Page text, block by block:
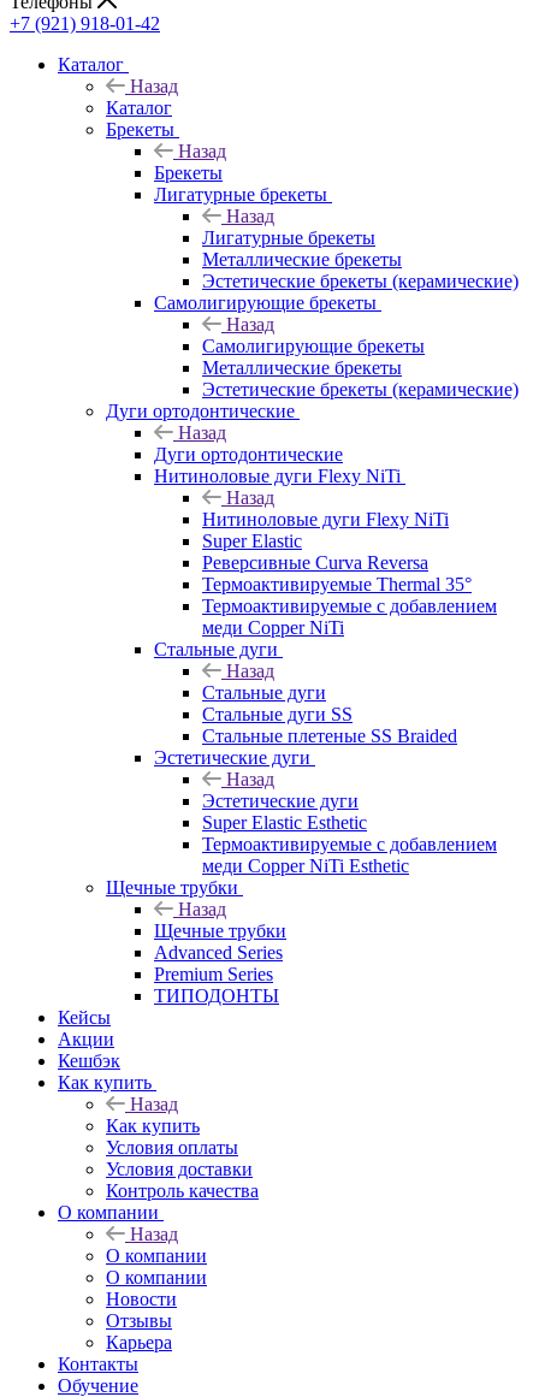
+7 (921) 918-01-42
Каталог
Назад
Каталог
Брекеты
Назад
Брекеты
Лигатурные брекеты
Назад
Лигатурные брекеты
Металлические брекеты
Эстетические брекеты (керамические)
Самолигирующие брекеты
Назад
Самолигирующие брекеты
Металлические брекеты
Эстетические брекеты (керамические)
Дуги ортодонтические
Назад
Дуги ортодонтические
Нитиноловые дуги Flexy NiTi
Назад
Нитиноловые дуги Flexy NiTi
Super Elastic
Реверсивные Curva Reversa
Термоактивируемые Thermal 35°
Термоактивируемые с добавлением
меди Copper NiTi
Стальные дуги
Назад
Стальные дуги
Стальные дуги SS
Стальные плетеные SS Braided
Эстетические дуги
Назад
Эстетические дуги
Super Elastic Esthetic
Термоактивируемые с добавлением
меди Copper NiTi Esthetic
Щечные трубки
Назад
Щечные трубки
Advanced Series
Premium Series
ТИПОДОНТЫ
Кейсы
Акции
Кешбэк
Как купить
Назад
Как купить
Условия оплаты
Условия доставки
Контроль качества
О компании
Назад
О компании
О компании
Новости
Отзывы
Карьера
Контакты
Обучение